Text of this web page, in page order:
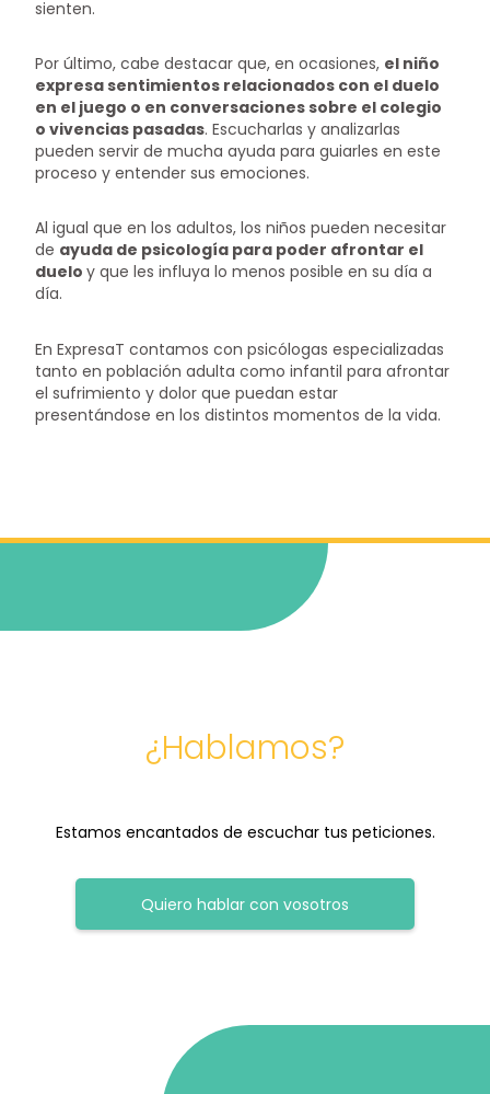
sienten.
Por último, cabe destacar que, en ocasiones, el niño
expresa sentimientos relacionados con el duelo
en el juego o en conversaciones sobre el colegio
o vivencias pasadas. Escucharlas y analizarlas
pueden servir de mucha ayuda para guiarles en este
proceso y entender sus emociones.
Al igual que en los adultos, los niños pueden necesitar
de ayuda de psicología para poder afrontar el
dueloy que les influya lo menos posible en su día a
día.
En ExpresaT contamos con psicólogas especializadas
tanto en población adulta como infantil para afrontar
el sufrimiento y dolor que puedan estar
presentándose en los distintos momentos de la vida.
¿Hablamos?
Estamos encantados de escuchar tus peticiones.
Quiero hablar con vosotros